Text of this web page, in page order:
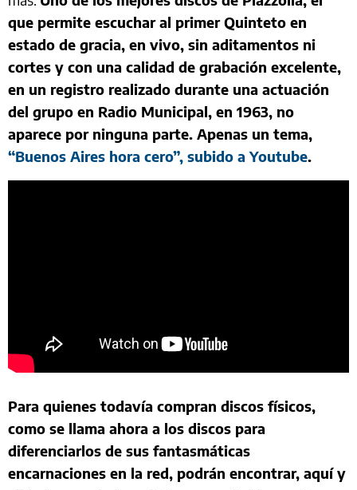
que permite escuchar al primer Quinteto en
estado de gracia, en vivo, sin aditamentos ni
cortes y con una calidad de grabación excelente,
en un registro realizado durante una actuación
del grupo en Radio Municipal, en 1963, no
aparece por ninguna parte. Apenas un tema,
“Buenos Aires hora cero”, subido a Youtube.
Para quienes todavía compran discos físicos,
como se llama ahora a los discos para
diferenciarlos de sus fantasmáticas
encarnaciones en la red, podrán encontrar, aquí y